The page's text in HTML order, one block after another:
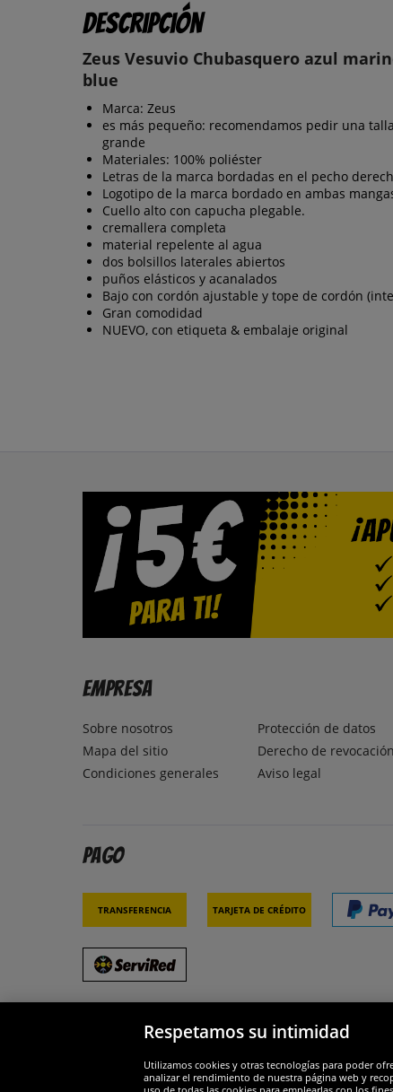
Descripción
Zeus Vesuvio Chubasquero azul
blue
Marca: Zeus
es más pequeño: recomendamos pedir una
grande
Materiales: 100% poliéster
Letras de la marca bordadas en el pecho
Logotipo de la marca bordado en ambas
Cuello alto con capucha plegable.
cremallera completa
material repelente al agua
dos bolsillos laterales abiertos
puños elásticos y acanalados
Bajo con cordón ajustable y tope de cordón
Gran comodidad
NUEVO, con etiqueta & embalaje original
Empresa
Sobre nosotros
Mapa del sitio
Condiciones generales
Protección de datos
Derecho de revocación
Aviso legal
Pago
Transferencia Tarjeta de crédito
Respetamos su intimidad
Utilizamos cookies y otras tecnologías para poder
analizar el rendimiento de nuestra página web y